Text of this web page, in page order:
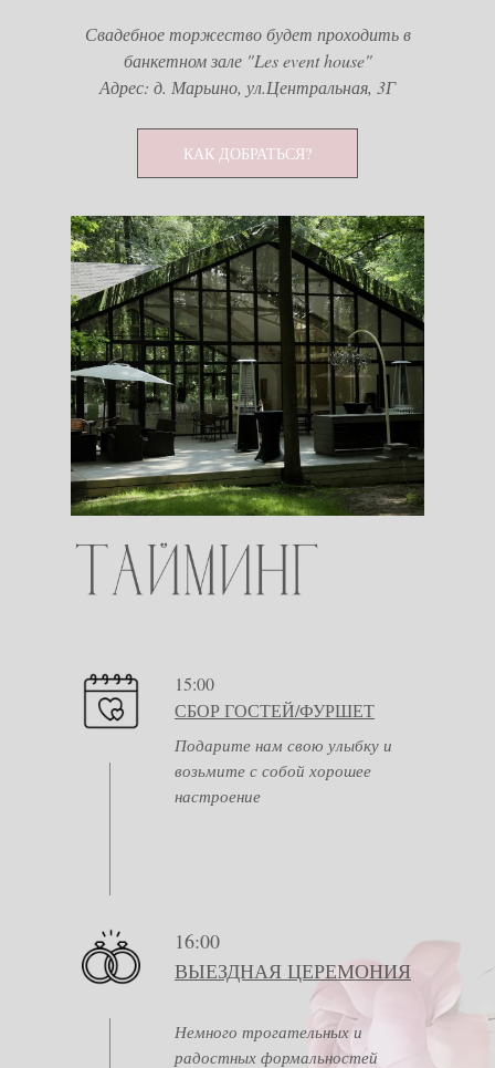
Свадебное торжество будет проходить в
банкетном зале "Les event house"
Адрес: д. Марьино, ул.Центральная, 3Г
КАК ДОБРАТЬСЯ?
15:00
СБОР ГОСТЕЙ/ФУРШЕТ
Подарите нам свою улыбку и
возьмите с собой хорошее
настроение
16:00
ВЫЕЗДНАЯ ЦЕРЕМОНИЯ
Немного трогательных и
радостных формальностей